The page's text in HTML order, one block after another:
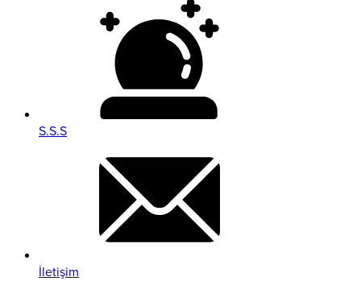
S.S.S
İletişim